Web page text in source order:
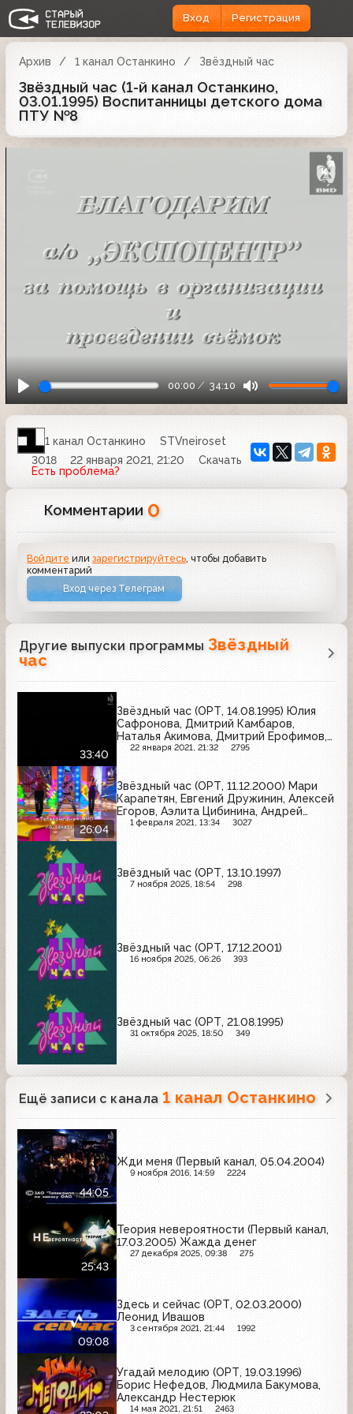
Вход Регистрация
Архив 1 канал Останкино Звёздный час
Звёздный час (1-й канал Останкино,
03.01.1995) Воспитанницы детского дома
ПТУ №8
00:00 34:10
1 канал Останкино
STVneiroset
3018
22 января 2021, 21:20
Скачать
Есть проблема?
Комментарии 0
Войдите илизарегистрируйтесь, чтобы добавить
комментарий
Вход через Телеграм
Другие выпуски программы Звёздный
час
33:40
Звёздный час (ОРТ, 14.08.1995) Юлия
Сафронова, Дмитрий Камбаров,
Наталья Акимова, Дмитрий Ерофимов,
Анна Минакова, Мария Вахромеева
22 января 2021, 21:32 2795
26:04
Звёздный час (ОРТ, 11.12.2000) Мари
Карапетян, Евгений Дружинин, Алексей
Егоров, Аэлита Цибинина, Андрей
Вяткин, Евгений Соболев
1 февраля 2021, 13:34 3027
Звёздный час (ОРТ, 13.10.1997)
7 ноября 2025, 18:54 298
Звёздный час (ОРТ, 17.12.2001)
16 ноября 2025, 06:26 393
Звёздный час (ОРТ, 21.08.1995)
31 октября 2025, 18:50 349
Ещё записи с канала 1 канал Останкино
44:05
Жди меня (Первый канал, 05.04.2004)
9 ноября 2016, 14:59 2224
25:43
Теория невероятности (Первый канал,
17.03.2005) Жажда денег
27 декабря 2025, 09:38 275
09:08
Здесь и сейчас (ОРТ, 02.03.2000)
Леонид Ивашов
3 сентября 2021, 21:44 1992
Угадай мелодию (ОРТ, 19.03.1996)
Борис Нефедов, Людмила Бакумова,
Александр Нестерюк
14 мая 2021, 21:51 2463